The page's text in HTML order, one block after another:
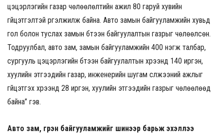
цэцэрлэгийн газар чөлөөлөлтийн ажил 80 гаруй хувийн
гүйцэтгэлтэй үргэлжилж байна. Авто замын байгууламжийн хувьд
гол болон туслах замын бүтээн байгуулалтын газрыг чөлөөлсөн.
Тодруулбал, авто зам, замын байгууламжийн 400 нэгж талбар,
сургууль цэцэрлэгийн бүтээн байгуулалтын хүрээнд 140 иргэн,
хуулийн этгээдийн газар, инженерийн шугам сүлжээний ажлыг
гүйцэтгэх хүрээнд 28 иргэн, хуулийн этгээдийн газрыг чөлөөлөөд
байна” гэв.
Авто зам, гүүрэн байгууламжийг шинээр барьж эхэллээ